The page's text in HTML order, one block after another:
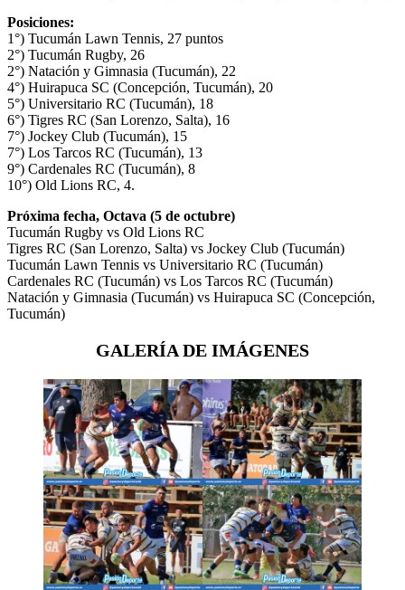
Posiciones:
1°) Tucumán Lawn Tennis, 27 puntos
2°) Tucumán Rugby, 26
2°) Natación y Gimnasia (Tucumán), 22
4°) Huirapuca SC (Concepción, Tucumán), 20
5°) Universitario RC (Tucumán), 18
6°) Tigres RC (San Lorenzo, Salta), 16
7°) Jockey Club (Tucumán), 15
7°) Los Tarcos RC (Tucumán), 13
9°) Cardenales RC (Tucumán), 8
10°) Old Lions RC, 4.
Próxima fecha, Octava (5 de octubre)
Tucumán Rugby vs Old Lions RC
Tigres RC (San Lorenzo, Salta) vs Jockey Club (Tucumán)
Tucumán Lawn Tennis vs Universitario RC (Tucumán)
Cardenales RC (Tucumán) vs Los Tarcos RC (Tucumán)
Natación y Gimnasia (Tucumán) vs Huirapuca SC (Concepción,
Tucumán)
GALERÍA DE IMÁGENES